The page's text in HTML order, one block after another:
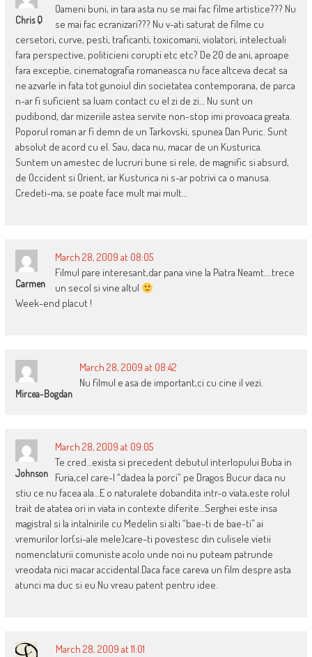
Chris Q
Oameni buni, in tara asta nu se mai fac filme artistice??? Nu
se mai fac ecranizari??? Nu v-ati saturat de filme cu
cersetori, curve, pesti, traficanti, toxicomani, violatori, intelectuali
fara perspective, politicieni corupti etc etc? De 20 de ani, aproape
fara exceptie, cinematografia romaneasca nu face altceva decat sa
ne azvarle in fata tot gunoiul din societatea contemporana, de parca
n-ar fi suficient sa luam contact cu el zi de zi… Nu sunt un
pudibond, dar mizeriile astea servite non-stop imi provoaca greata.
Poporul roman ar fi demn de un Tarkovski, spunea Dan Puric. Sunt
absolut de acord cu el. Sau, daca nu, macar de un Kusturica.
Suntem un amestec de lucruri bune si rele, de magnific si absurd,
de Occident si Orient, iar Kusturica ni s-ar potrivi ca o manusa.
Credeti-ma, se poate face mult mai mult…
Carmen
March 28, 2009 at 08:05
Filmul pare interesant,dar pana vine la Piatra Neamt….trece
un secol si vine altul
Week-end placut !
Mircea-Bogdan
March 28, 2009 at 08:42
Nu filmul e asa de important,ci cu cine il vezi.
Johnson
March 28, 2009 at 09:05
Te cred…exista si precedent debutul interlopului Buba in
Furia,cel care-l “dadea la porci” pe Dragos Bucur daca nu
stiu ce nu facea ala…E o naturalete dobandita intr-o viata,este rolul
trait de atatea ori in viata in contexte diferite…Serghei este insa
magistral si la intalnirile cu Medelin si alti “bae-ti de bae-ti” ai
vremurilor lor(si-ale mele)care-ti povestesc din culisele vietii
nomenclaturii comuniste acolo unde noi nu puteam patrunde
vreodata nici macar accidental.Daca face careva un film despre asta
atunci ma duc si eu.Nu vreau patent pentru idee.
March 28, 2009 at 11:01